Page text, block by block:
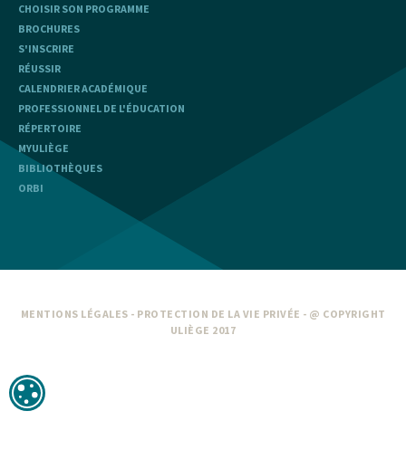
CHOISIR SON PROGRAMME
BROCHURES
S'INSCRIRE
RÉUSSIR
CALENDRIER ACADÉMIQUE
PROFESSIONNEL DE L'ÉDUCATION
RÉPERTOIRE
MYULIÈGE
BIBLIOTHÈQUES
ORBI
MENTIONS LÉGALES - PROTECTION DE LA VIE PRIVÉE - @ COPYRIGHT
ULIÈGE 2017